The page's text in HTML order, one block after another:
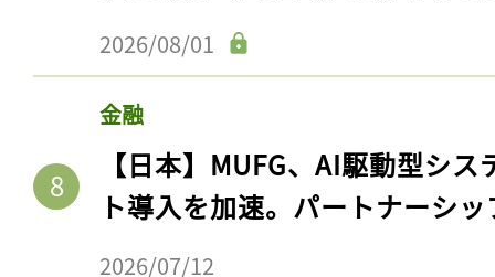
2026/08/01
金融
【日本】MUFG、AI駆動型シ
ト導入を加速。パートナーシ
2026/07/12